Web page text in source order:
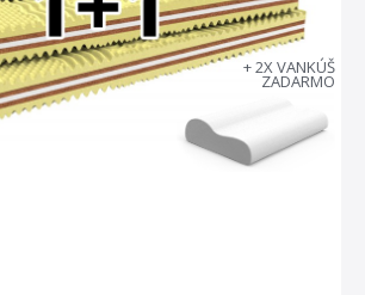
+ 2X VANKÚŠ
ZADARMO